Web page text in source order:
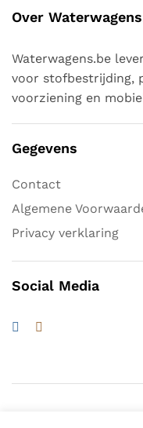
Over
Waterwagens.be
voor stofbestrijding,
voorziening en
Gegevens
Contact
Algemene
Privacy verklaring
Social Media